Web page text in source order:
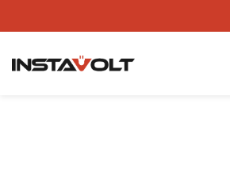
Ver outra localização